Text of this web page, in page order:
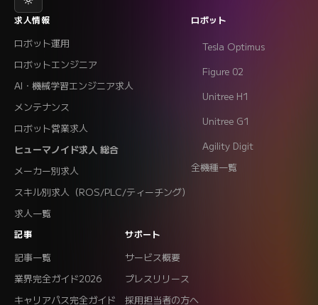
求人情報
ロボット運用
ロボットエンジニア
AI・機械学習エンジニア求人
メンテナンス
ロボット営業求人
ヒューマノイド求人 総合
メーカー別求人
スキル別求人（ROS/PLC/ティーチング）
求人一覧
ロボット
Tesla Optimus
Figure 02
Unitree H1
Unitree G1
Agility Digit
全機種一覧
記事
記事一覧
業界完全ガイド2026
キャリアパス完全ガイド
サポート
サービス概要
プレスリリース
採用担当者の方へ